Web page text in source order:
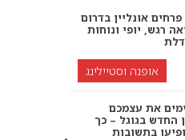
אונליין בדרום
רגש, יופי ונוחות
אופנה וסטיילינג
את עצמכם
החדש בגוגל – כך